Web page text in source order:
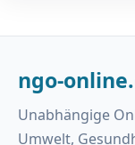
ngo-
Unabhängige
Umwelt,